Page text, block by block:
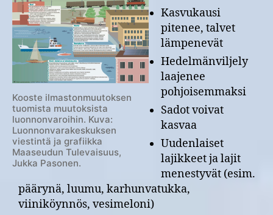
Kooste ilmastonmuutoksen
tuomista muutoksista
luonnonvaroihin. Kuva:
Luonnonvarakeskuksen
viestintä ja grafiikka
Maaseudun Tulevaisuus,
Jukka Pasonen.
Kasvukausi
pitenee, talvet
lämpenevät
Hedelmänviljely
laajenee
pohjoisemmaksi
Sadot voivat
kasvaa
Uudenlaiset
lajikkeet ja lajit
menestyvät (esim.
päärynä, luumu, karhunvatukka,
viiniköynnös, vesimeloni)